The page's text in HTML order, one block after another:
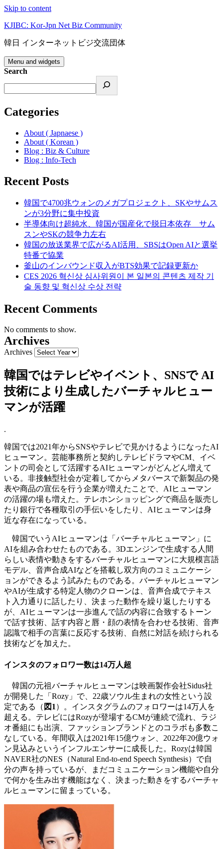
Skip to content
KJIBC: Kor-Jpn Net Biz Community
韓日 インターネットビジ交流団体
Menu and widgets
Search
Categories
About ( Japnaese )
About ( Korean )
Blog : Biz & Culture
Blog : Info-Tech
Recent Posts
韓国で4700兆ウォンのメガプロジェクト、SKやサムス
ンが3分野に集中投資
半導体向け超純水、韓国が国産化で脱日本依存 サム
スンやSKの競争力左右
韓国の放送業界で広がるAI活用、SBSはOpen AIと選挙
特番で協業
釜山のインバウンド収入がBTS効果で記録更新か
CES 2026 혁신상 심사위원이 본 일본의 콘텐츠 제작 기
술 동향 및 혁신상 수상 전략
Recent Comments
No comments to show.
Archives
Archives
韓国ではテレビやイベント、SNSで AI
技術により生成したバーチャルヒュー
マンが活躍
.
韓国では2021年からSNSやテレビで見かけるようになったAI
ヒューマン。芸能事務所と契約しテレビドラマやCM、イベ
ントの司会として活躍するAIヒューマンがどんどん増えて
いる。非接触型社会が定着してからメタバースで新製品の発
表や商品の宣伝を行う企業が増えたことで、AIヒューマン
の活躍の場も増えた。テレホンショッピングで商品を販売し
たり銀行で各種取引の手伝いをしたり、AIヒューマンは身
近な存在になっている。
韓国でいうAIヒューマンは「バーチャルヒューマン」に
AIを組み合わせたものである。3Dエンジンで生成する人間
らしい表情や動きをするバーチャルヒューマンに大規模言語
モデル、音声合成AIなどを搭載し双方向のコミュニケーシ
ョンができるよう試みたものである。バーチャルヒューマン
やAIが生成する特定人物のクローンは、音声合成でテキス
ト入力通りに話したり、決まった動作を繰り返したりする
が、AIヒューマンは一歩進んで話の内容に合致するトーン
で話す技術、話す内容と唇・顔の表情を合わせる技術、音声
認識で相手の言葉に反応する技術、自然に対話を続けられる
技術などを加えた。
インスタのフォロワー数は14万人超
韓国の元祖バーチャルヒューマンは映画製作会社Sidus社
が開発した「Rozy」で、22歳ソウル生まれの女性という設
定である（ 図1 ）。インスタグラムのフォロワーは14万人を
超える。テレビにはRozyが登場するCMが連続で流れ、ラジ
オ番組にも出演、ファッションブランドとのコラボも多数こ
なしている。年間収入は2021年15億ウォン、2022年20億ウォ
ン見込みというインフルエンサーに成長した。Rozyは韓国
NAVER社のNES（Natural End-to-end Speech Synthesis）で自
分の声を持っているが、まだコミュニケーション機能や自分
で何かを生み出す機能はなく、決まった動きをするバーチャ
ルヒューマンに留まっている。